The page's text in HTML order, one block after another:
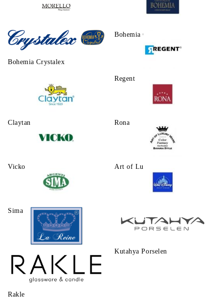
Morello Bohemia Crystalite
Bohemia Crystalex
Regent
Claytаn Rona
Vicko Art of Luxury Ware
Sima
La Reine Kutahya Porselen
Rakle